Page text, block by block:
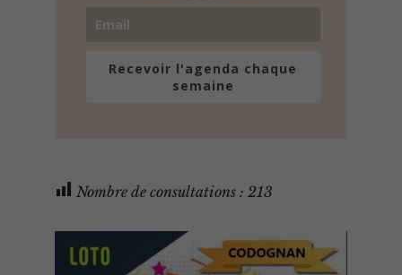
Recevoir l'agenda chaque
semaine
Nombre de consultations : 213